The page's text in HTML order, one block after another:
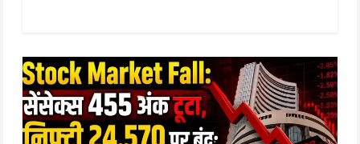
o
o
k
A
p
p
Li
n
k